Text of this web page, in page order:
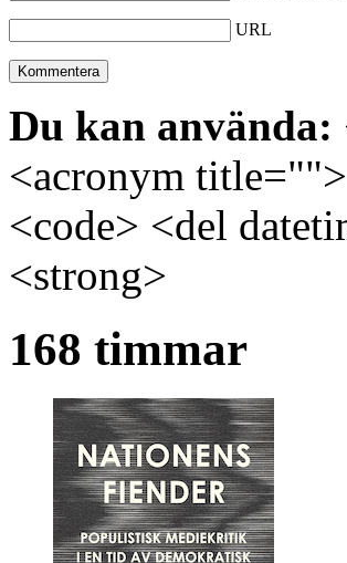
URL
Du kan använda:
<acronym
<code> <del
<strong>
168 timmar